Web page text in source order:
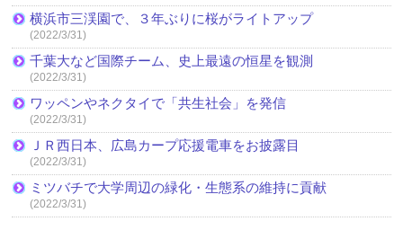
横浜市三渓園で、３年ぶりに桜がライトアップ
(2022/3/31)
千葉大など国際チーム、史上最遠の恒星を観測
(2022/3/31)
ワッペンやネクタイで「共生社会」を発信
(2022/3/31)
ＪＲ西日本、広島カープ応援電車をお披露目
(2022/3/31)
ミツバチで大学周辺の緑化・生態系の維持に貢献
(2022/3/31)